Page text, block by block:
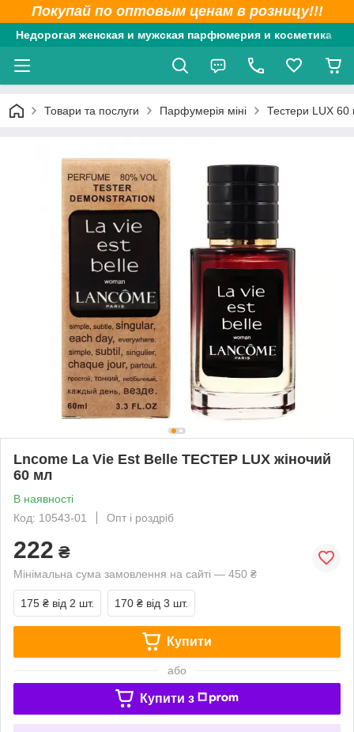
Покупай по оптовым ценам в розницу!!!
Недорогая женская и мужская парфюмерия и косметика
Товари та послуги Парфумерія міні Тестери LUX 60
Lncome La Vie Est Belle ТЕСТЕР LUX жіночий
60 мл
В наявності
Код: 10543-01
Опт і роздріб
222 ₴
Мінімальна сума замовлення на сайті — 450 ₴
175 ₴ від 2 шт. 170 ₴ від 3 шт.
Купити
або
Купити з